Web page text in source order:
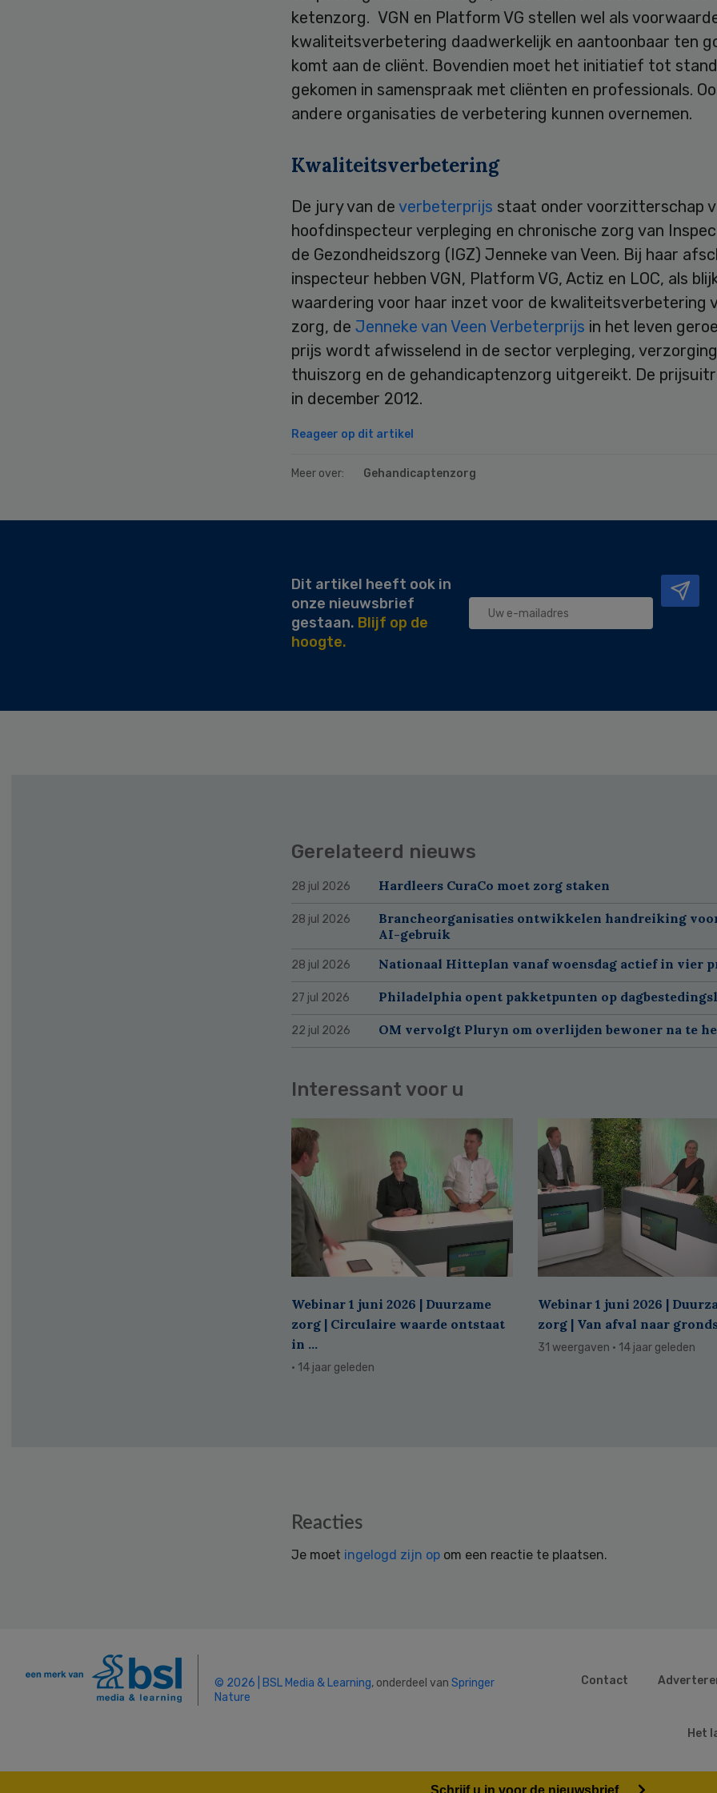
ketenzorg. VGN en Platform VG stellen wel als
kwaliteitsverbetering daadwerkelijk en aantoonbaar ten
komt aan de cliënt. Bovendien moet het initiatief tot
gekomen in samenspraak met cliënten en professionals.
andere organisaties de verbetering kunnen overnemen.
Kwaliteitsverbetering
De jury van de verbeterprijs staat onder voorzitterschap
hoofdinspecteur verpleging en chronische zorg van
de Gezondheidszorg (IGZ) Jenneke van Veen. Bij haar
inspecteur hebben VGN, Platform VG, Actiz en LOC, als
waardering voor haar inzet voor de kwaliteitsverbetering
zorg, de Jenneke van Veen Verbeterprijs in het leven
prijs wordt afwisselend in de sector verpleging,
thuiszorg en de gehandicaptenzorg uitgereikt. De
in december 2012.
Reageer op dit artikel
Meer over: Gehandicaptenzorg
Dit artikel heeft ook in
onze nieuwsbrief
gestaan. Blijf op de
hoogte.
Gerelateerd nieuws
28 jul 2026 Hardleers CuraCo moet zorg staken
28 jul 2026
Brancheorganisaties ontwikkelen handreiking
AI-gebruik
28 jul 2026 Nationaal Hitteplan vanaf woensdag actief in vier
27 jul 2026 Philadelphia opent pakketpunten op
22 jul 2026 OM vervolgt Pluryn om overlijden bewoner na te
Interessant voor u
Webinar 1 juni 2026 | Duurzame
zorg | Circulaire waarde ontstaat
in ...
· 14 jaar geleden
Webinar 1 juni 2026 |
zorg | Van afval naar
31 weergaven · 14 jaar geleden
Reacties
Je moet ingelogd zijn op om een reactie te plaatsen.
© 2026 | BSL Media & Learning, onderdeel van Springer
Nature
Contact
Het
Schrijf u in voor de nieuwsbrief